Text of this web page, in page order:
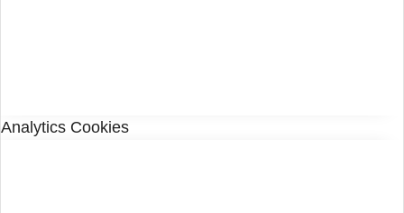
Analytics Cookies